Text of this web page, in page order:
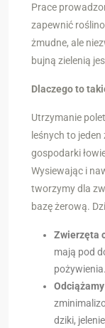
Prace
zapewnić
żmudne, ale
bujną zielenią
Dlaczego to
Utrzymanie
leśnych to
gospodarki
Wysiewając i
tworzymy dla
bazę żerową.
Zwierzęta
mają pod
pożywienia.
dziki,